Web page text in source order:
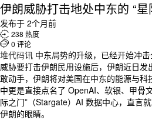
伊朗威胁打击地处中东的 “
发布于 2个月前
 238 热度
 0 评论
堆代码讯 中东局势的升级，已经开始冲
威胁要打击伊朗民用设施后，伊朗近日
敢动手，伊朗将对美国在中东的能源与
中更是直接点名了 OpenAI、软银、甲骨
际之门”（Stargate）AI 数据中心，直言
伊朗的眼睛。